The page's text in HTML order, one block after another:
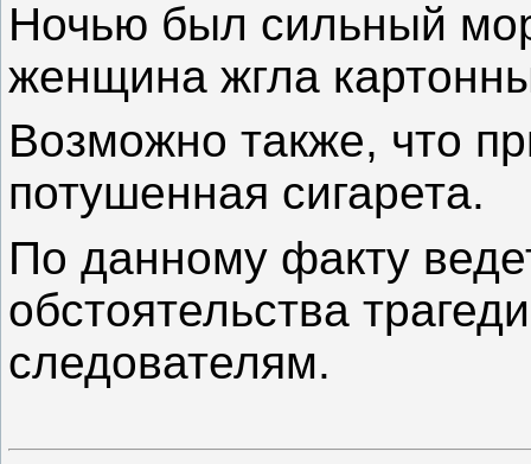
Ночью был сильный
женщина жгла
Возможно также, что
потушенная сигарета.
По данному факту
обстоятельства
следователям.